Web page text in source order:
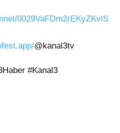
0029VaFDm2rEKyZKvlS
@kanal3tv
#Kanal3